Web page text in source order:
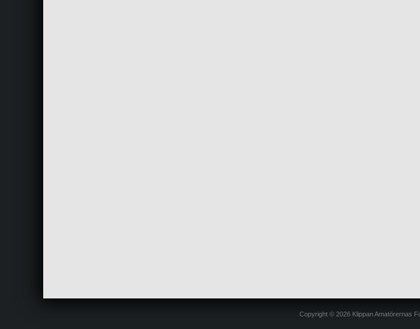
Copyright © 2026 Klippan Amatörernas